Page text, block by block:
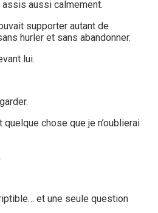
aussi calmement.
supporter autant de
hurler et sans abandonner.
lui.
chose que je n’oublierai
et une seule question